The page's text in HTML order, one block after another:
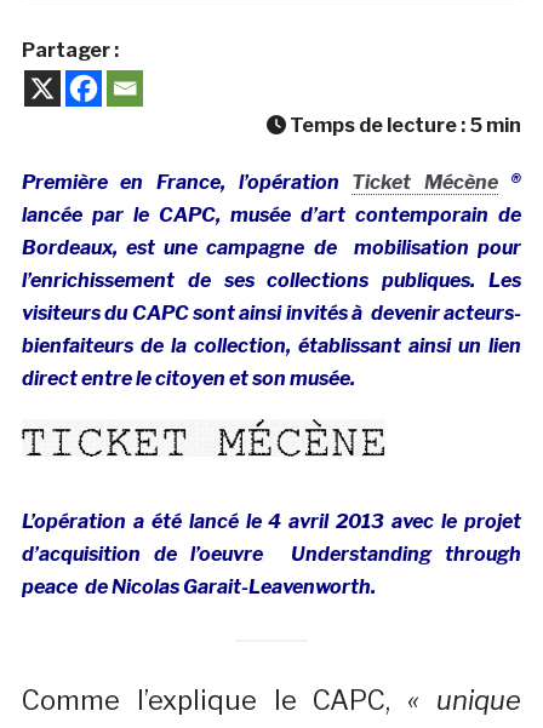
Partager :
Temps de lecture : 5 min
Première en France, l’opération Ticket Mécène®
lancée par le CAPC, musée d’art contemporain de
Bordeaux, est une campagne de mobilisation pour
l’enrichissement de ses collections publiques. Les
visiteurs du CAPC sont ainsi invités à devenir acteurs-
bienfaiteurs de la collection, établissant ainsi un lien
direct entre le citoyen et son musée.
L’opération a été lancé le 4 avril 2013 avec le projet
d’acquisition de l’oeuvre Understanding through
peace de Nicolas Garait-Leavenworth.
Comme l’explique le CAPC, « unique